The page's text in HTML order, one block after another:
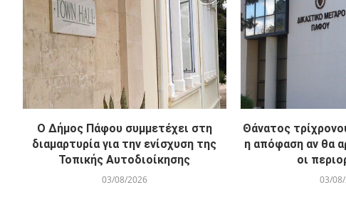
Ο Δήμος Πάφου συμμετέχει στη
διαμαρτυρία για την ενίσχυση της
Τοπικής Αυτοδιοίκησης
03/08/2026
Θάνατος
η απόφαση αν θα
οι
03/